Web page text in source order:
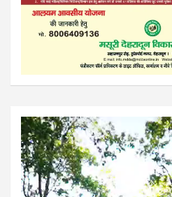
Video
Player